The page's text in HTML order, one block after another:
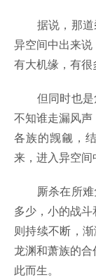
据说，那道
异空间中出来说
有大机缘，有很
但同时也是
不知谁走漏风声
各族的觊觎，
来，进入异空间
厮杀在所难
多少，小的战
则持续不断，
龙渊和萧族的合
此而生。